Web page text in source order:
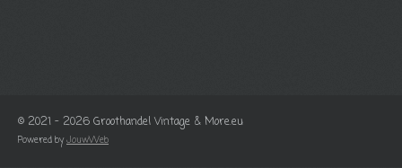
© 2021 - 2026 Groothandel Vintage & More.eu
Powered byJouwWeb